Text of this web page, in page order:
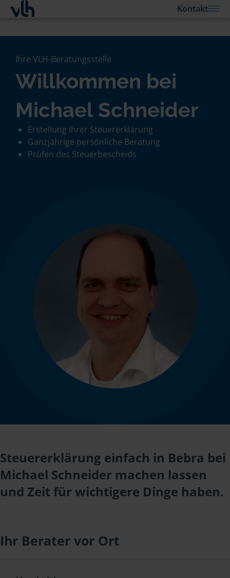
Kontakt
Ihre VLH-Beratungsstelle
Willkommen bei
Michael Schneider
Erstellung Ihrer Steuererklärung
Ganzjährige persönliche Beratung
Prüfen des Steuerbescheids
Steuererklärung einfach in Bebra bei
Michael Schneider machen lassen
und Zeit für wichtigere Dinge haben.
Ihr Berater vor Ort